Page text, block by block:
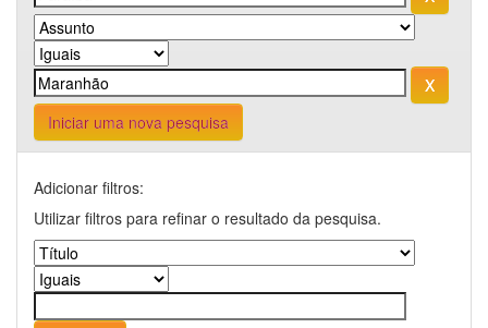
Iniciar uma nova pesquisa
Adicionar filtros:
Utilizar filtros para refinar o resultado da pesquisa.